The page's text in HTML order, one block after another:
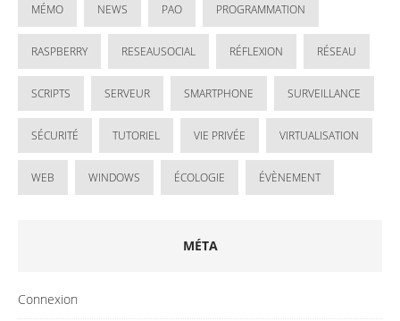
MÉMO NEWS PAO PROGRAMMATION
RASPBERRY RESEAUSOCIAL RÉFLEXION RÉSEAU
SCRIPTS SERVEUR SMARTPHONE SURVEILLANCE
SÉCURITÉ TUTORIEL VIE PRIVÉE VIRTUALISATION
WEB WINDOWS ÉCOLOGIE ÉVÈNEMENT
MÉTA
Connexion